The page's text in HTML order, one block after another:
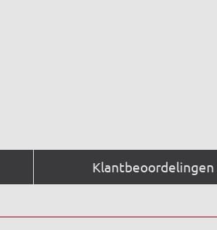
Klantbeoordelingen